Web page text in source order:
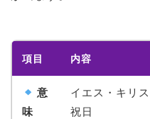
項目 内容
意
味
イエス・キリ
祝日